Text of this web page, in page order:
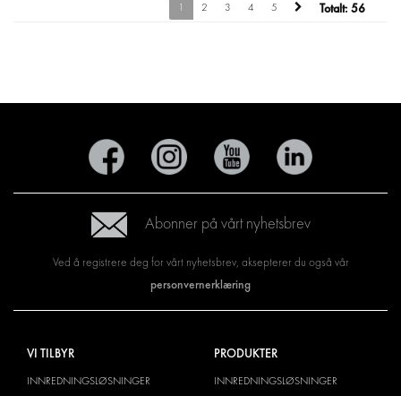
1 2 3 4 5 Totalt: 56
Abonner på vårt nyhetsbrev
Ved å registrere deg for vårt nyhetsbrev, aksepterer du også vår
personvernerklæring
VI TILBYR
INNREDNINGSLØSNINGER
PRODUKTER
INNREDNINGSLØSNINGER